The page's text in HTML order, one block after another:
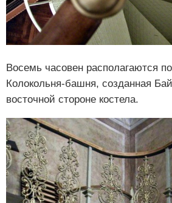
Восемь часовен располагаются
Колокольня-башня, созданная
восточной стороне костела.